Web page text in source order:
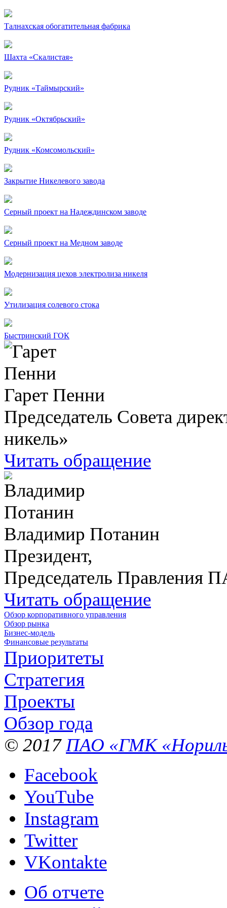
Талнахская обогатительная фабрика
Шахта «Скалистая»
Рудник «Таймырский»
Рудник «Октябрьский»
Рудник «Комсомольский»
Закрытие Никелевого завода
Серный проект на Надеждинском заводе
Серный проект на Медном заводе
Модернизация цехов электролиза никеля
Утилизация солевого стока
Быстринский ГОК
Гарет Пенни
Председатель Совета
никель»
Читать обращение
Владимир Потанин
Президент,
Председатель Правления
Читать обращение
Обзор корпоративного управления
Обзор рынка
Бизнес-модель
Финансовые результаты
Приоритеты
Стратегия
Проекты
Обзор года
© 2017 ПАО «ГМК
Facebook
YouTube
Instagram
Twitter
VKontakte
Об отчете